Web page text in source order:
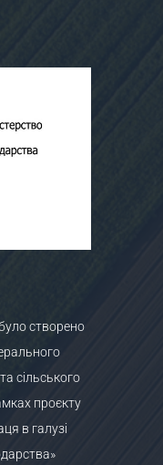
створено
сільського
проєкту
в галузі